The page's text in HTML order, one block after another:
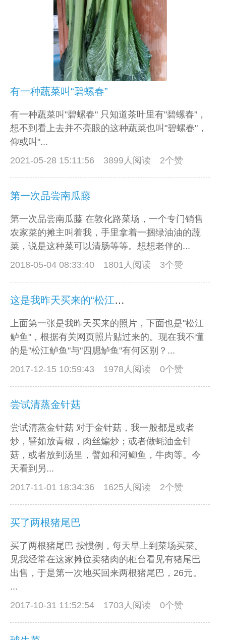
有一种蔬菜叫“碧螺春”
有一种蔬菜叫"碧螺春" 只知道茶叶里有"碧螺春"，
想不到看上去并不亮眼的这种蔬菜也叫"碧螺春"，
仰或叫"...
2021-05-28 15:11:56
3899人阅读 2个赞
第一次品尝南瓜藤
第一次品尝南瓜藤 在敦化路菜场，一个专门销售
农家菜的摊主叫着我，手里拿着一捆绿油油的蔬
菜，说是这种菜可以清肠等等。想想老伴的...
2018-05-04 08:33:40
1801人阅读 3个赞
这是我昨天买来的“松江鲈鱼”
上面第一张是我昨天买来的照片，下面也是"松江
鲈鱼"，根据有关网页照片贴过来的。现在我不懂
的是"松江鲈鱼"与"四腮鲈鱼"有何区别？...
2017-12-15 10:59:43
1978人阅读 0个赞
尝试清蒸金针菇
尝试清蒸金针菇 对于金针菇，我一般都是或者
炒，譬如放青椒，肉丝煸炒；或者做蚝油金针
菇，或者放到汤里，譬如和河鲫鱼，牛肉等。今
天看到另...
2017-11-01 18:34:36
1625人阅读 2个赞
买了两根猪尾巴
买了两根猪尾巴 按惯例，每天早上到菜场买菜。
见我经常在这家摊位卖猪肉的柜台看见有猪尾巴
出售，于是第一次地买回来两根猪尾巴，26元。
...
2017-10-31 11:52:54
1703人阅读 0个赞